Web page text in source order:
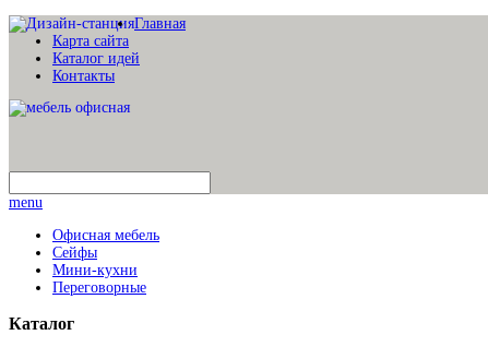
Главная
Карта сайта
Каталог идей
Контакты
menu
Офисная мебель
Сейфы
Мини-кухни
Переговорные
Каталог